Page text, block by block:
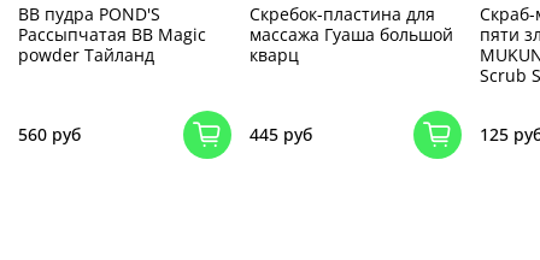
ВВ пудра POND'S
Рассыпчатая BB Magic
powder Тайланд
560 руб
Скребок-пластина для
массажа Гуаша большой
кварц
445 руб
Скраб-
пяти
Scrub
125